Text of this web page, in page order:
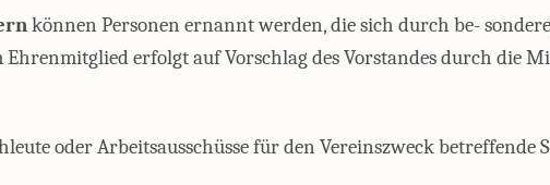
können Personen ernannt werden, die sich durch be-
erfolgt auf Vorschlag des Vorstandes durch die
oder Arbeitsausschüsse für den Vereinszweck betreffende